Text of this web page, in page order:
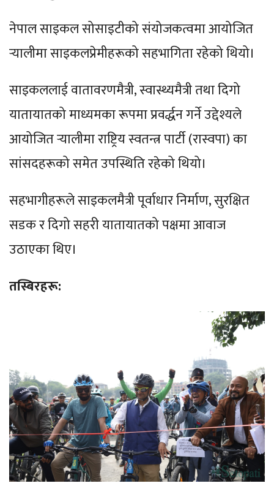
नेपाल साइकल सोसाइटीको संयोजकत्वमा आयोजित
र्‍यालीमा साइकलप्रेमीहरूको सहभागिता रहेको थियो।
साइकललाई वातावरणमैत्री, स्वास्थ्यमैत्री तथा दिगो
यातायातको माध्यमका रूपमा प्रवर्द्धन गर्ने उद्देश्यले
आयोजित र्‍यालीमा राष्ट्रिय स्वतन्त्र पार्टी (रास्वपा) का
सांसदहरूको समेत उपस्थिति रहेको थियो।
सहभागीहरूले साइकलमैत्री पूर्वाधार निर्माण, सुरक्षित
सडक र दिगो सहरी यातायातको पक्षमा आवाज
उठाएका थिए।
तस्बिरहरू: